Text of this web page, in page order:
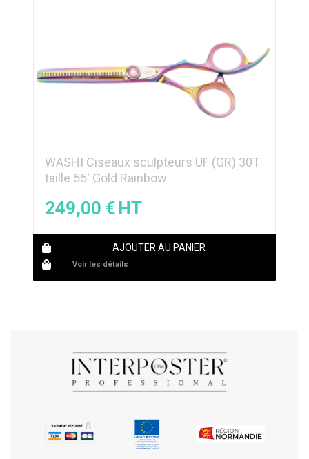
WASHI Ciseaux sculpteurs UF (GR) 30T
taille 55′ Gold Rainbow
249,00 €
AJOUTER AU PANIER
Voir les détails